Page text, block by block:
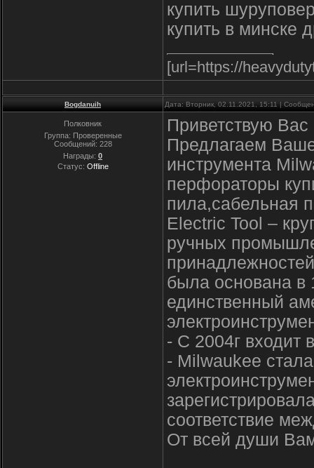
купить
купить в минске
[url=https://
Bogdanuih Дата: Вторник, 02.11.2021, 15:11 |
Полковник
Группа: Проверенные
Сообщений: 228
Награды: 0
Статус: Offline
Приветствую Вас
Предлагаем
инструмента
перфораторы
пила,сабельная
Electric Tool –
ручных
была основана в
единственный
- С 2004г входит
- Milwaukee
соответствие
От всей души